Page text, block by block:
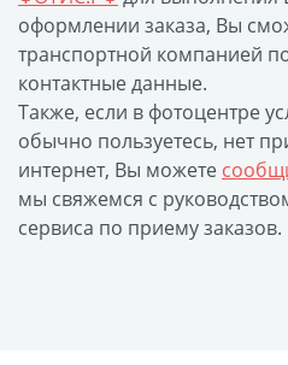
Фото на брелках
Фото на часах
Фото на подушке
Фото на галстуке
Фото на фартуке
Фото на сумке
Фотомагниты
оформлении заказа, Вы
транспортной компанией
контактные данные.
Также, если в фотоцентре
обычно пользуетесь, нет
интернет, Вы можете
мы свяжемся с
сервиса по приему заказов.